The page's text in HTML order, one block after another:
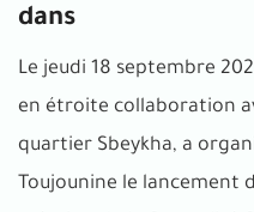
dans
Le jeudi 18 septembre
en étroite collaboration
quartier Sbeykha, a
Toujounine le